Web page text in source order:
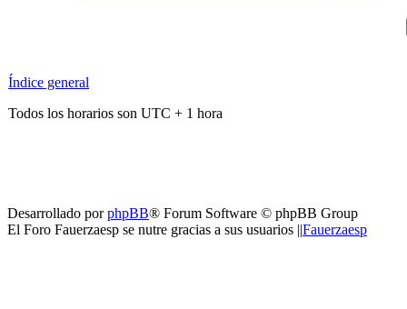
Índice general
Todos los horarios son UTC + 1 hora
Desarrollado porphpBB® Forum Software © phpBB Group
El Foro Fauerzaesp se nutre gracias a sus usuarios ||Fauerzaesp